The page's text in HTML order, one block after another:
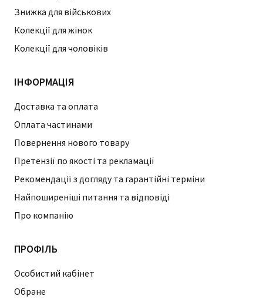
Знижка для військових
Колекції для жінок
Колекції для чоловіків
ІНФОРМАЦІЯ
Доставка та оплата
Оплата частинами
Повернення нового товару
Претензії по якості та рекламації
Рекомендації з догляду та гарантійні терміни
Найпоширеніші питання та відповіді
Про компанію
ПРОФІЛЬ
Особистий кабінет
Обране